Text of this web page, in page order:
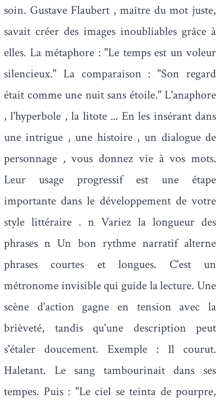
soin. Gustave Flaubert , maître du mot juste,
savait créer des images inoubliables grâce à
elles. La métaphore : "Le temps est un voleur
silencieux." La comparaison : "Son regard
était comme une nuit sans étoile." L'anaphore
, l'hyperbole , la litote ... En les insérant dans
une intrigue , une histoire , un dialogue de
personnage , vous donnez vie à vos mots.
Leur usage progressif est une étape
importante dans le développement de votre
style littéraire . n Variez la longueur des
phrases n Un bon rythme narratif alterne
phrases courtes et longues. C'est un
métronome invisible qui guide la lecture. Une
scène d'action gagne en tension avec la
brièveté, tandis qu'une description peut
s'étaler doucement. Exemple : Il courut.
Haletant. Le sang tambourinait dans ses
tempes. Puis : "Le ciel se teinta de pourpre,